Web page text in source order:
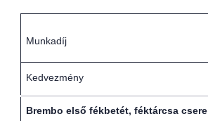
Munkadíj
Kedvezmény
Brembo első fékbetét, féktárcsa csere